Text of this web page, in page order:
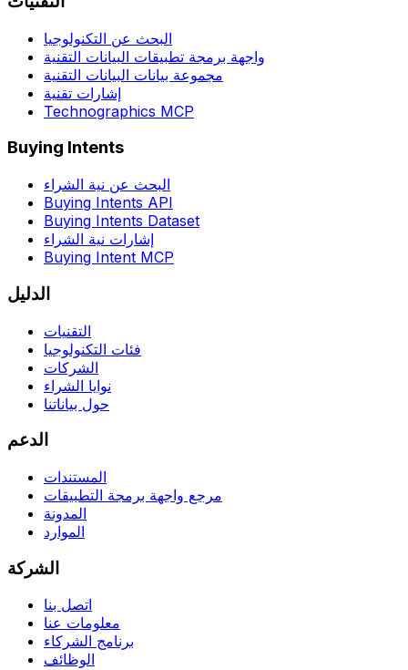
البحث عن التكنولوجيا
واجهة برمجة تطبيقات البيانات التقنية
مجموعة بيانات البيانات التقنية
إشارات تقنية
Technographics MCP
Buying Intents
البحث عن نية الشراء
Buying Intents API
Buying Intents Dataset
إشارات نية الشراء
Buying Intent MCP
الدليل
التقنيات
فئات التكنولوجيا
الشركات
نوايا الشراء
حول بياناتنا
الدعم
المستندات
مرجع واجهة برمجة التطبيقات
المدونة
الموارد
الشركة
اتصل بنا
معلومات عنا
برنامج الشركاء
الوظائف